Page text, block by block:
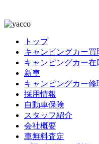
トップ
キャンピングカー買
キャンピングカー在
新車
キャンピングカー修
採用情報
自動車保険
スタッフ紹介
会社概要
車無料査定